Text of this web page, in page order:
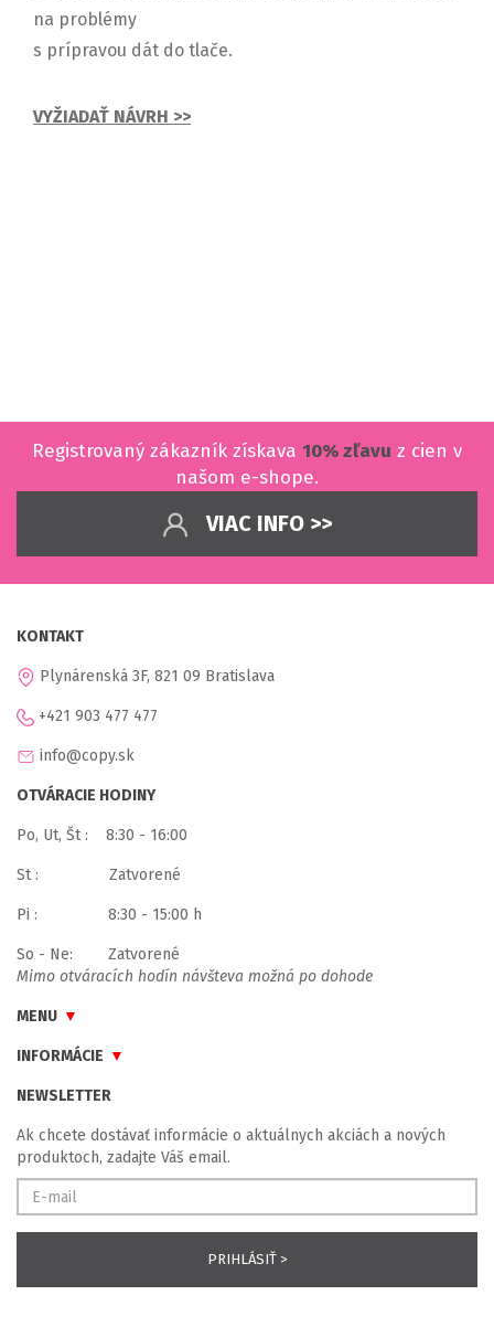
na problémy
s prípravou dát do tlače.
VYŽIADAŤ NÁVRH >>
Registrovaný zákazník získava 10% zľavu z cien v
našom e-shope.
VIAC INFO >>
KONTAKT
Plynárenská 3F, 821 09 Bratislava
+421 903 477 477
info@copy.sk
OTVÁRACIE HODINY
Po, Ut, Št : 8:30 - 16:00
St : Zatvorené
Pi : 8:30 - 15:00 h
So - Ne: Zatvorené
Mimo otváracích hodín návšteva možná po dohode
MENU
INFORMÁCIE
NEWSLETTER
Ak chcete dostávať informácie o aktuálnych akciách a nových
produktoch, zadajte Váš email.